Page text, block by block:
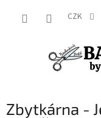
CZK
Zbytkárna -